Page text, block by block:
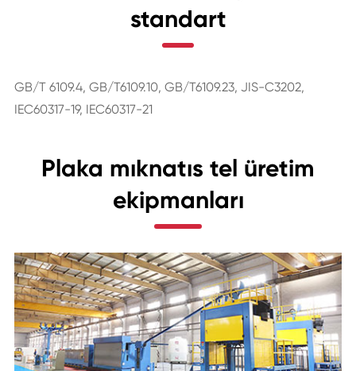
standart
GB/T 6109.4, GB/T6109.10, GB/T6109.23, JIS-C3202,
IEC60317-19, IEC60317-21
Plaka mıknatıs tel üretim
ekipmanları